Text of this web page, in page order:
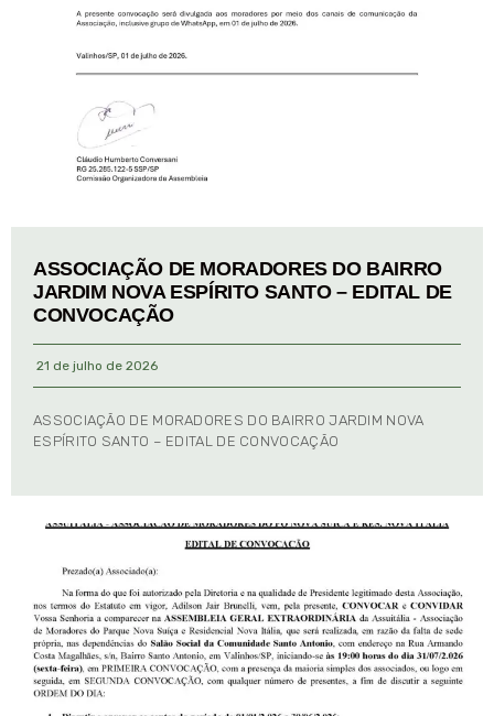
ASSOCIAÇÃO DE MORADORES DO BAIRRO
JARDIM NOVA ESPÍRITO SANTO – EDITAL DE
CONVOCAÇÃO
21 de julho de 2026
ASSOCIAÇÃO DE MORADORES DO BAIRRO JARDIM NOVA
ESPÍRITO SANTO – EDITAL DE CONVOCAÇÃO